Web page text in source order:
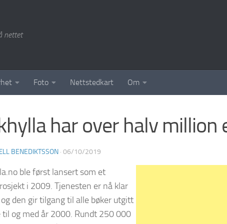
nettet
Foto Nettstedkart Om
har over halv million
BENEDIKTSSON · 06/10/2019
ble først lansert som et
i 2009. Tjenesten er nå klar
den gir tilgang til alle bøker utgitt
til og med år 2000. Rundt 250 000